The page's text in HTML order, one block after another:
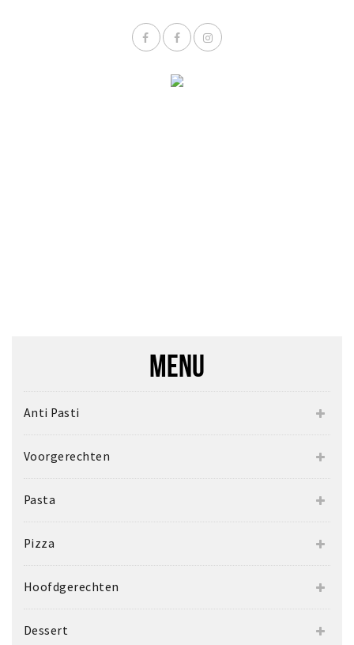
MENU
Anti Pasti
Voorgerechten
Pasta
Pizza
Hoofdgerechten
Dessert